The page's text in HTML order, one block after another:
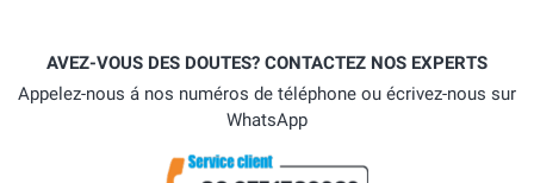
AVEZ-VOUS DES DOUTES? CONTACTEZ NOS EXPERTS
Appelez-nous á nos numéros de téléphone ou écrivez-nous sur
WhatsApp